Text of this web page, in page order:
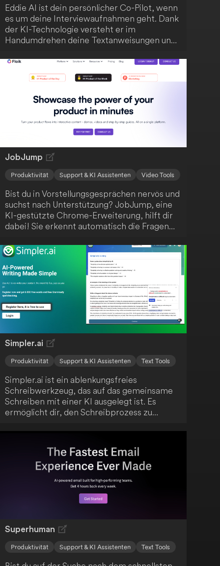
Eddie AI ist dein persönlicher Co-Pilot, wenn
es um deine Interviewaufnahmen geht. Dank
der KI-Technologie versteht er im
Handumdrehen deine Textanweisungen und
bearbeiten. Du kannst stärkere Hooks
anfordern, deine Schnitte prägnanter
gestalten und nahtlos mit Eddie iterieren.
Anschließend exportierst du die Ergebnisse
ganz einfach als MP4 oder arbeitest sie in
Adobe, DaVinci Resolve und FCP weiter aus.
JobJump
Produktivität Support & KI Assistenten Video Tools
Bist du in Vorstellungsgesprächen nervös und
suchst nach Unterstützung? JobJump, eine
KI-gestützte Chrome-Erweiterung, hilft dir
dabei! Sie erkennt automatisch die Fragen
Antwortvorschläge basierend auf deinem
Lebenslauf. Mit dieser innovativen Lösung
wirst du sicher den gewünschten Job an
Land ziehen.
Simpler.ai
Produktivität Support & KI Assistenten Text Tools
Simpler.ai ist ein ablenkungsfreies
Schreibwerkzeug, das auf das gemeinsame
Schreiben mit einer KI ausgelegt ist. Es
ermöglicht dir, den Schreibprozess zu
deinen Text fortführen soll. Nutze die
Flexibilität, Texte sowohl am Ende als auch in
der Mitte mit Hilfe der KI zu ergänzen.
Superhuman
Produktivität Support & KI Assistenten Text Tools